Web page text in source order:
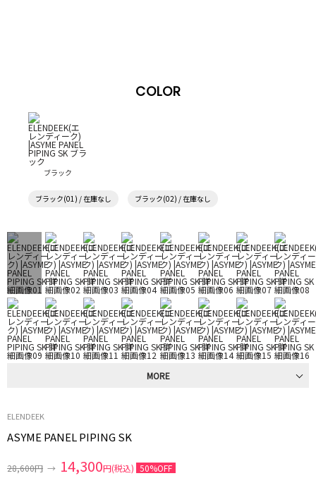
COLOR
ブラック
ブラック(01) / 在庫なし ブラック(02) / 在庫なし
MORE
ELENDEEK
ASYME PANEL PIPING SK
28,600円 → 14,300円(税込) 50%OFF